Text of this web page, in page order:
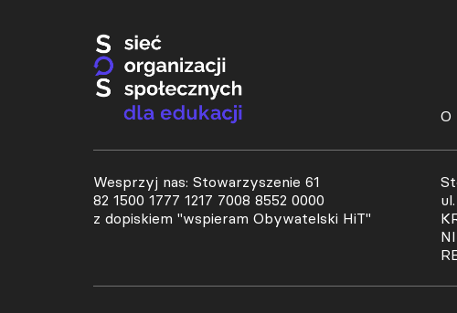
O
Wesprzyj nas: Stowarzyszenie 61
82 1500 1777 1217 7008 8552 0000
z dopiskiem "wspieram Obywatelski HiT"